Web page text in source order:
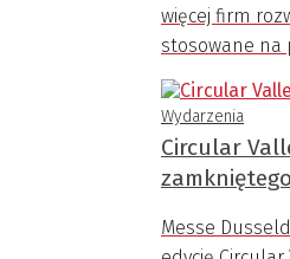
więcej firm
stosowane na
Wydarzenia
Circular
zamkniętego
Messe